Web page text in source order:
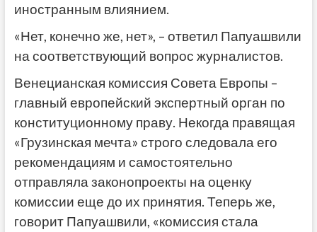
иностранным влиянием.
«Нет, конечно же, нет», – ответил Папуашвили
на соответствующий вопрос журналистов.
Венецианская комиссия Совета Европы –
главный европейский экспертный орган по
конституционному праву. Некогда правящая
«Грузинская мечта» строго следовала его
рекомендациям и самостоятельно
отправляла законопроекты на оценку
комиссии еще до их принятия. Теперь же,
говорит Папуашвили, «комиссия стала